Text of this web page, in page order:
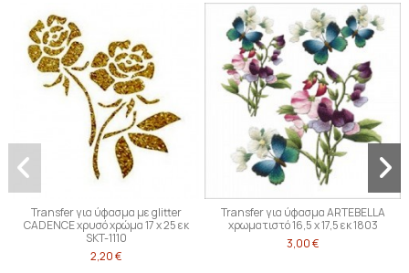
Transfer για ύφασμα με glitter
CADENCE χρυσό χρώμα 17 x 25 εκ
SKT-1110
2,20 €
Transfer για ύφασμα ARTEBELLA
χρωματιστό 16,5 x 17,5 εκ 1803
3,00 €